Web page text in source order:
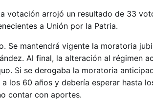
votación arrojó un resultado de 33
a Unión por la Patria.
Se mantendrá vigente la moratoria
Al final, la alteración al régimen
Si se derogaba la moratoria
los 60 años y debería esperar hasta
contar con aportes.